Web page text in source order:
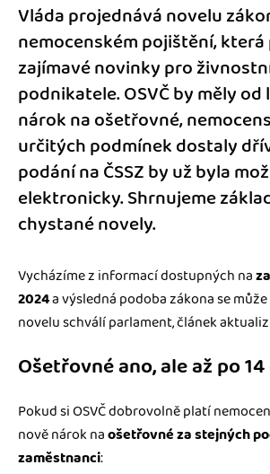
Vláda projednává novelu
nemocenském pojištění,
zajímavé novinky pro
podnikatele. OSVČ by měly od
nárok na ošetřovné,
určitých podmínek dostaly
podání na ČSSZ by už byla
elektronicky. Shrnujeme
chystané novely.
Vycházíme z informací dostupných na
2024a výsledná podoba zákona se
novelu schválí parlament, článek
Ošetřovné ano, ale až po
Pokud si OSVČ dobrovolně platí
nově nárok naošetřovné za stejných
zaměstnanci: